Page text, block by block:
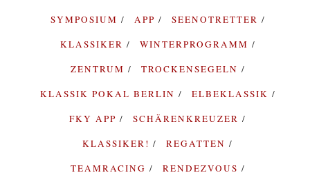
SYMPOSIUM
APP
SEENOTRETTER
KLASSIKER
WINTERPROGRAMM
ZENTRUM
TROCKENSEGELN
KLASSIK POKAL BERLIN
ELBEKLASSIK
FKY APP
SCHÄRENKREUZER
KLASSIKER!
REGATTEN
TEAMRACING
RENDEZVOUS